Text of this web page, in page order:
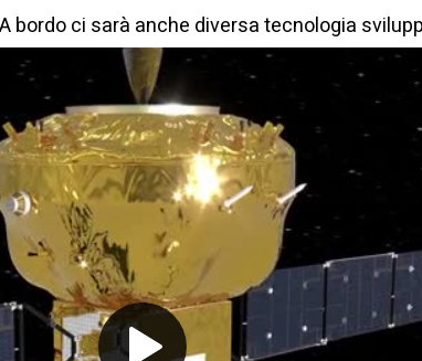
bordo ci sarà anche diversa tecnologia